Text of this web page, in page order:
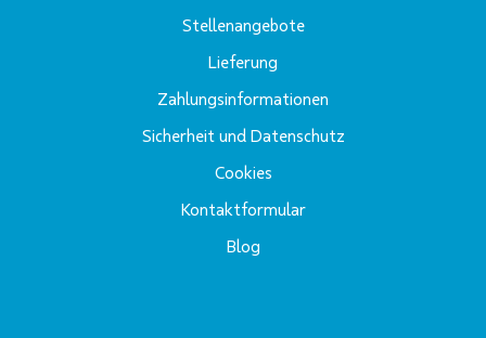
Stellenangebote
Lieferung
Zahlungsinformationen
Sicherheit und Datenschutz
Cookies
Kontaktformular
Blog